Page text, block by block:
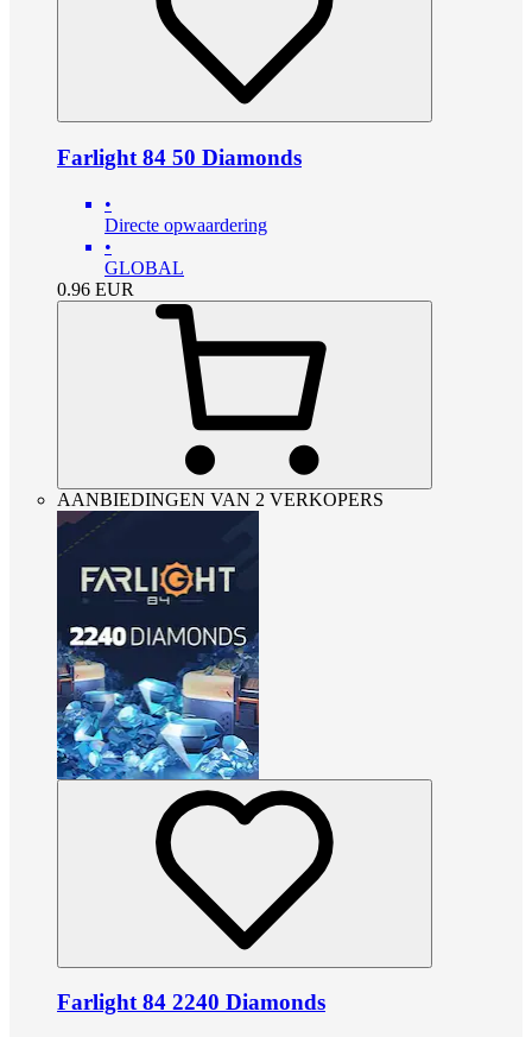
Farlight 84 50 Diamonds
•
Directe opwaardering
•
GLOBAL
0.96 EUR
AANBIEDINGEN VAN 2 VERKOPERS
Farlight 84 2240 Diamonds